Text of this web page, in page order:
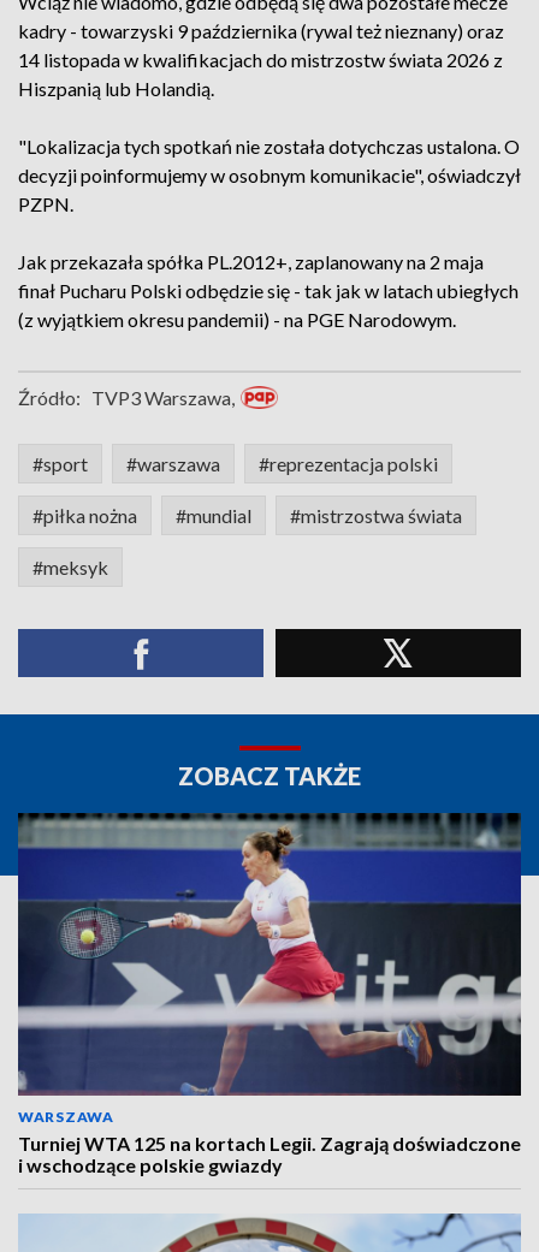
kadry - towarzyski 9 października (rywal też nieznany) oraz
14 listopada w kwalifikacjach do mistrzostw świata 2026 z
Hiszpanią lub Holandią.
"Lokalizacja tych spotkań nie została dotychczas ustalona. O
decyzji poinformujemy w osobnym komunikacie", oświadczył
PZPN.
Jak przekazała spółka PL.2012+, zaplanowany na 2 maja
finał Pucharu Polski odbędzie się - tak jak w latach ubiegłych
(z wyjątkiem okresu pandemii) - na PGE Narodowym.
Źródło: TVP3 Warszawa,
#sport #warszawa #reprezentacja polski
#piłka nożna #mundial #mistrzostwa świata
#meksyk
ZOBACZ TAKŻE
WARSZAWA
Turniej WTA 125 na kortach Legii. Zagrają doświadczone
i wschodzące polskie gwiazdy